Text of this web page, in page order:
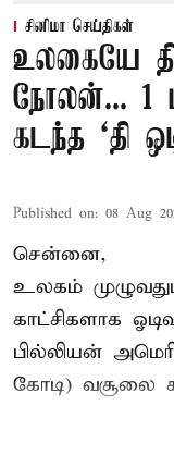
சினிமா செய்திகள்
உலகையே
நோலன்... 1
கடந்த ‘தி
Published on: 08 Aug
சென்னை,
உலகம்
காட்சிகளாக
பில்லியன்
கோடி) வசூலை